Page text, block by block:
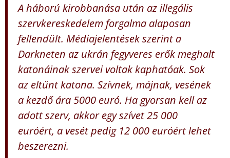
A háború kirobbanása után az illegális
szervkereskedelem forgalma alaposan
fellendült. Médiajelentések szerint a
Darkneten az ukrán fegyveres erők meghalt
katonáinak szervei voltak kaphatóak. Sok
az eltűnt katona. Szívnek, májnak, vesének
a kezdő ára 5000 euró. Ha gyorsan kell az
adott szerv, akkor egy szívet 25 000
euróért, a vesét pedig 12 000 euróért lehet
beszerezni.